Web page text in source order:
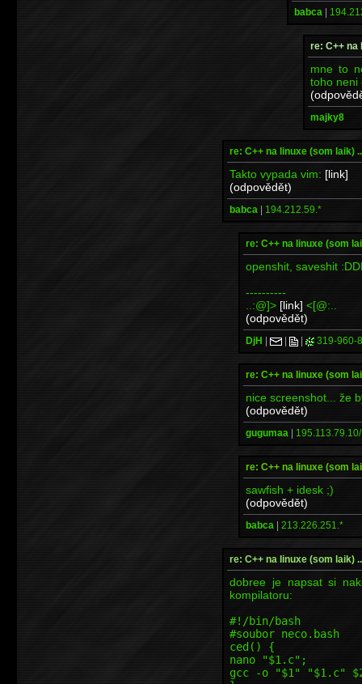
babca |
re: C++ na
mne to
toho neni
majky8
re: C++ na linuxe (som laik)
Takto vypada vim: [link]
(odpovědět)
babca | 194.212.59.*
re: C++ na linuxe (som
openshit, saveshit
----------
..:@]> [link] <[@:..
(odpovědět)
DjH | | | 319-960-
re: C++ na linuxe (som
nice screenshot... že
(odpovědět)
gugumaa |
re: C++ na linuxe (som
sawfish + idesk ;)
(odpovědět)
babca | 213.226.251.*
re: C++ na linuxe (som laik)
dobree je napsat si
kompilatoru:
#!/bin/bash
#soubor neco.bash
ced() {
nano "$1.c";
gcc -o "$1" "$1.c"